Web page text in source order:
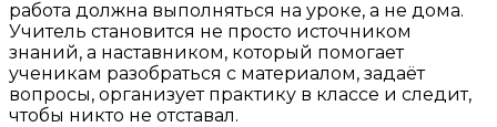
работа должна выполняться на уроке, а не дома.
Учитель становится не просто источником
знаний, а наставником, который помогает
ученикам разобраться с материалом, задаёт
вопросы, организует практику в классе и следит,
чтобы никто не отставал.